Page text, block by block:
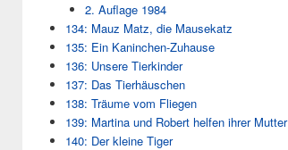
2. Auflage 1984
134: Mauz Matz, die Mausekatz
135: Ein Kaninchen-Zuhause
136: Unsere Tierkinder
137: Das Tierhäuschen
138: Träume vom Fliegen
139: Martina und Robert helfen ihrer Mutter
140: Der kleine Tiger